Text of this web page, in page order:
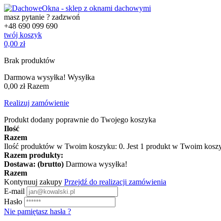
masz pytanie ? zadzwoń
+48 690 099 690
twój koszyk
0,00 zł
Brak produktów
Darmowa wysyłka! Wysyłka
0,00 zł Razem
Realizuj zamówienie
Produkt dodany poprawnie do Twojego koszyka
Ilość
Razem
Ilość produktów w Twoim koszyku: 0. Jest 1 produkt w Twoim
Razem produkty:
Dostawa: (brutto) Darmowa wysyłka!
Razem
Kontynuuj zakupy Przejdź do realizacji zamówienia
E-mail
Hasło
Nie pamiętasz hasła ?